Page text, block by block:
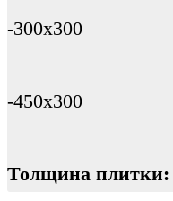
-300х300
-450х300
Толщина плитки: